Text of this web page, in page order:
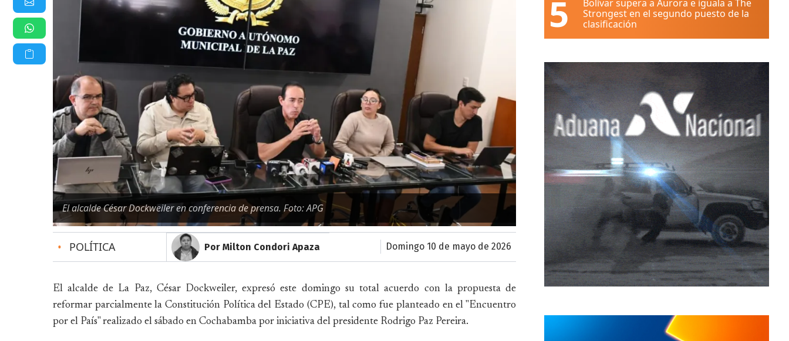
El alcalde César Dockweiler en conferencia de prensa. Foto: APG
• POLÍTICA Por Milton Condori Apaza domingo 10 de mayo de 2026
El alcalde de La Paz, César Dockweiler, expresó este domingo su total acuerdo con la propuesta de
reformar parcialmente la Constitución Política del Estado (CPE), tal como fue planteado en el "Encuentro
por el País" realizado el sábado en Cochabamba por iniciativa del presidente Rodrigo Paz Pereira.
5
Bolívar supera a Aurora e iguala a The
Strongest en el segundo puesto de la
clasificación